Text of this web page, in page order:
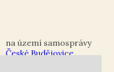
České Budějovice